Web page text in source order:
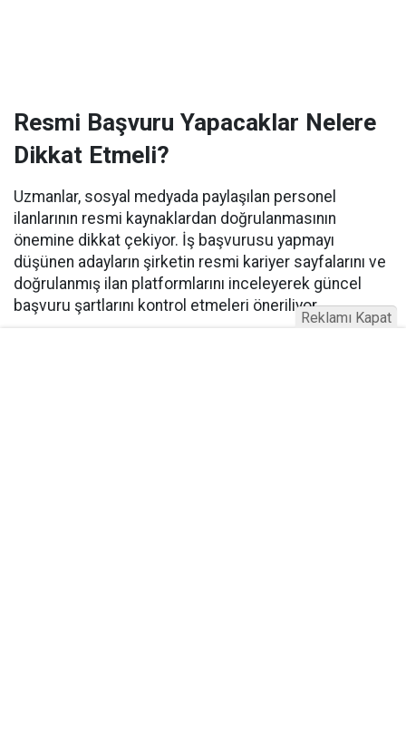
Resmi Başvuru Yapacaklar Nelere
Dikkat Etmeli?
Uzmanlar, sosyal medyada paylaşılan personel
ilanlarının resmi kaynaklardan doğrulanmasının
önemine dikkat çekiyor. İş başvurusu yapmayı
düşünen adayların şirketin resmi kariyer sayfalarını ve
doğrulanmış ilan platformlarını inceleyerek güncel
başvuru şartlarını kontrol etmeleri öneriliyor.
Reklamı Kapat